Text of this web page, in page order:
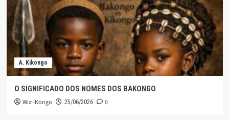
A. Kikongo
O SIGNIFICADO DOS NOMES DOS BAKONGO
Wizi-Kongo 25/06/2026 0